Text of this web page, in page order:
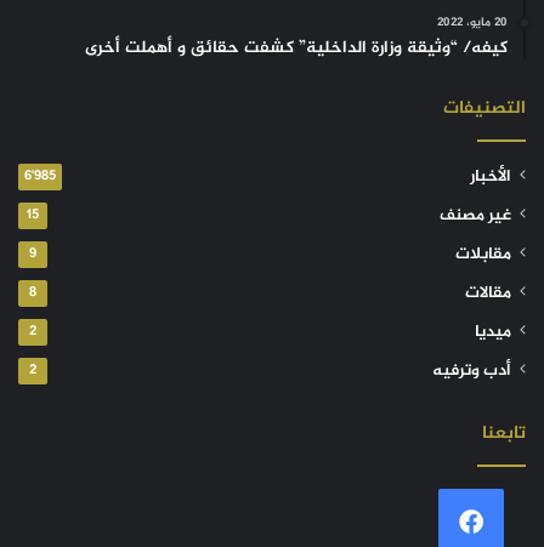
20 مايو، 2022
كيفه/ “وثيقة وزارة الداخلية” كشفت حقائق و أهملت أخرى
التصنيفات
الأخبار 6٬985
غير مصنف 15
مقابلات 9
مقالات 8
ميديا 2
أدب وترفيه 2
تابعنا